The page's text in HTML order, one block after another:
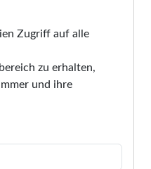
Zugriff auf alle
zu erhalten,
und ihre